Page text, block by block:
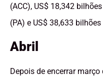
(ACC), US$ 18,342
(PA) e US$ 38,633
Abril
Depois de encerrar